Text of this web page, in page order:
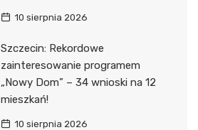
10 sierpnia 2026
Szczecin: Rekordowe
zainteresowanie programem
„Nowy Dom” – 34 wnioski na 12
mieszkań!
10 sierpnia 2026